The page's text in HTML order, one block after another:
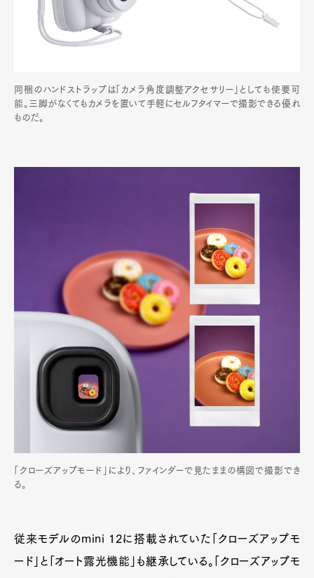
同梱のハンドストラップは「カメラ角度調整アクセサリー」としても使要可
能。三脚がなくてもカメラを置いて手軽にセルフタイマーで撮影できる優れ
ものだ。
「クローズアップモード」により、ファインダーで見たままの構図で撮影でき
る。
従来モデルのmini 12に搭載されていた「クローズアップモ
ード」と「オート露光機能」も継承している。「クローズアップモ